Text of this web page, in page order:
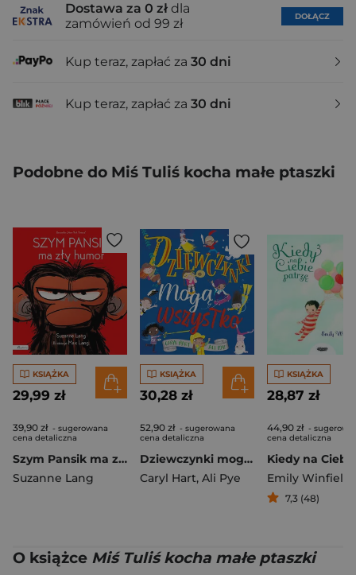
Dostawa za 0 zł dla
zamówień od 99 zł
DOŁĄCZ
Kup teraz, zapłać za 30 dni
Kup teraz, zapłać za 30 dni
Podobne do Miś Tuliś kocha małe ptaszki
KSIĄŻKA
29,99 zł
39,90 zł - sugerowana
cena detaliczna
Szym Pansik ma zły humor
Suzanne Lang
KSIĄŻKA
30,28 zł
52,90 zł - sugerowana
cena detaliczna
Dziewczynki mogą wszystko
Caryl Hart, Ali Pye
KSIĄŻKA
28,87 zł
44,90 zł -
cena detaliczna
7,3 (48)
O książce Miś Tuliś kocha małe ptaszki